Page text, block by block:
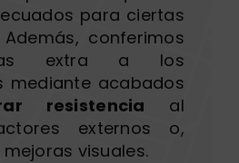
para ciertas
conferimos
extra a los
mediante acabados
resistencia al
externos o,
visuales.